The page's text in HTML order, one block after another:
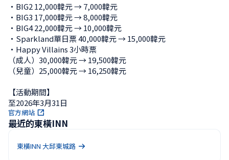
・BIG2 12,000韓元 → 7,000韓元
・BIG3 17,000韓元 → 8,000韓元
・BIG4 22,000韓元 → 10,000韓元
・Sparkland單日票 40,000韓元 → 15,000韓元
・Happy Villains 3小時票
（成人）30,000韓元 → 19,500韓元
（兒童）25,000韓元 → 16,250韓元
【活動期間】
至2026年3月31日
官方網站
最近的東橫INN
東橫INN 大邱東城路